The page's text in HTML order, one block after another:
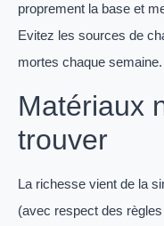
proprement la base et
Evitez les sources de
mortes chaque semaine.
Matériaux
trouver
La richesse vient de la
(avec respect des